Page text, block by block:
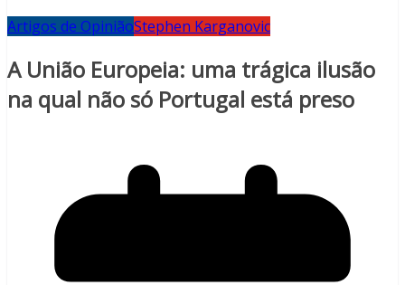
Artigos de OpiniãoStephen Karganovic
A União Europeia: uma trágica ilusão
na qual não só Portugal está preso